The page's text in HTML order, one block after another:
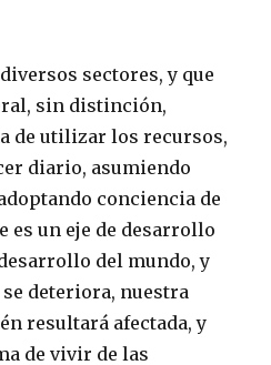
sectores, y que
sin distinción,
de utilizar los recursos,
diario, asumiendo
conciencia de
es un eje de desarrollo
del mundo, y
deteriora, nuestra
resultará afectada, y
de vivir de las